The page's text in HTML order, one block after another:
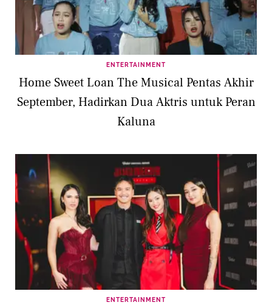
ENTERTAINMENT
Home Sweet Loan The Musical Pentas Akhir
September, Hadirkan Dua Aktris untuk Peran
Kaluna
ENTERTAINMENT